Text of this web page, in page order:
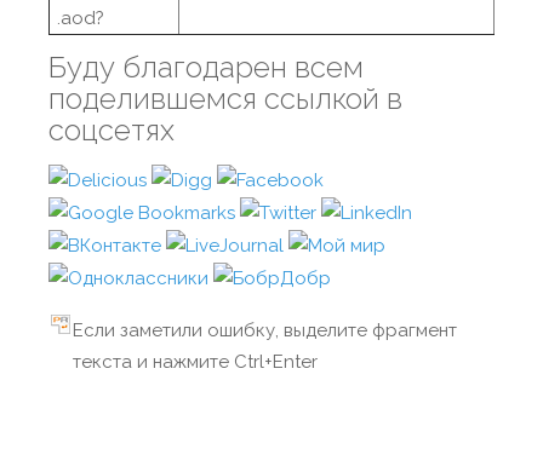
.aod?
Буду благодарен всем
поделившемся ссылкой в
соцсетях
Если заметили ошибку, выделите фрагмент
текста и нажмите Ctrl+Enter